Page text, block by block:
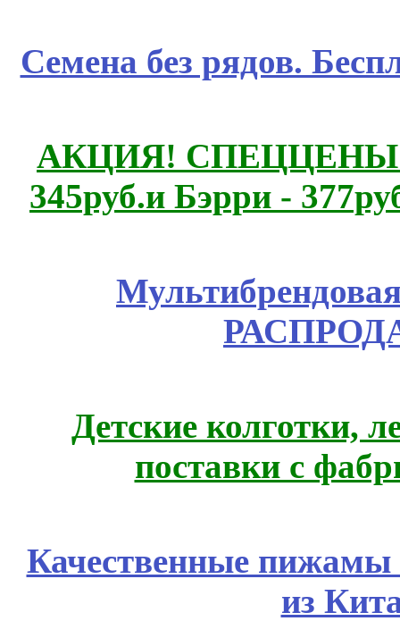
Семена без рядов.
АКЦИЯ! СПЕЦЦЕНЫ
345руб.и Бэрри -
Детские колготки,
поставки с
Качественные пижамы
из